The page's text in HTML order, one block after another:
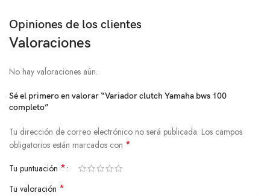
Opiniones de los clientes
Valoraciones
No hay valoraciones aún.
Sé el primero en valorar “Variador clutch Yamaha bws 100
completo”
Tu dirección de correo electrónico no será publicada. Los campos
obligatorios están marcados con *
Tu puntuación *
Tu valoración *